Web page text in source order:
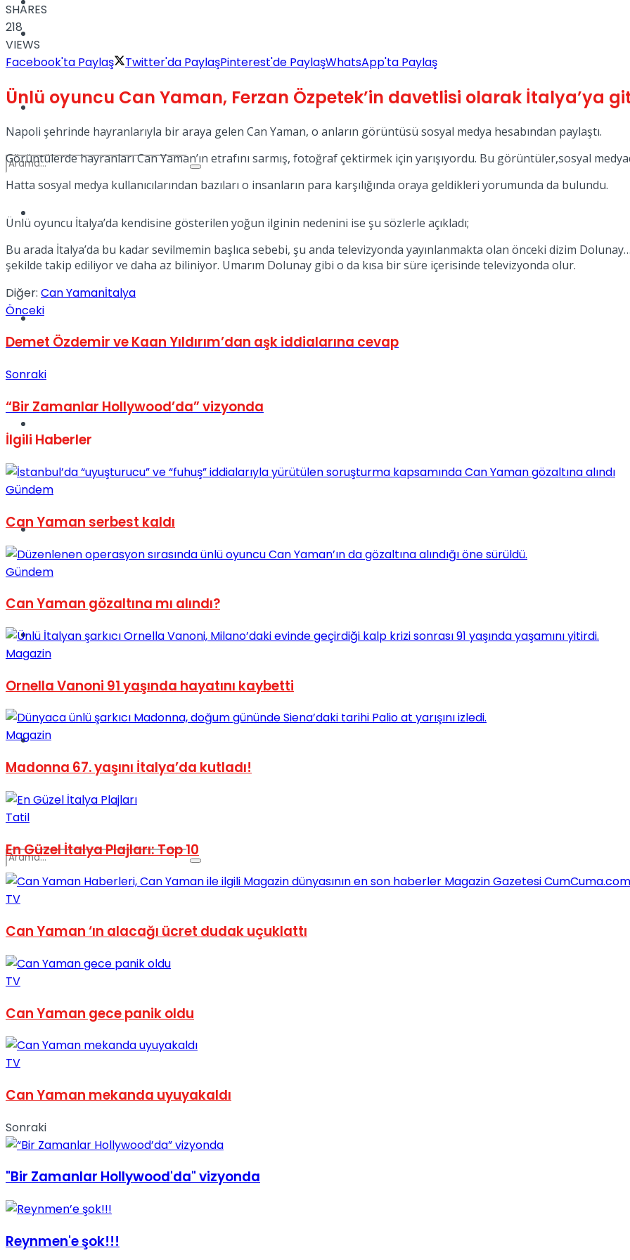
Dünya
Müzik
Tatil
Spor
Podcast
No Result
View All Result
No Result
SHARES
218
VIEWS
Facebook'ta Paylaş
Twitter'da PaylaşPinterest'de PaylaşWhatsApp'ta Paylaş
Ünlü oyuncu Can Yaman, Ferzan Özpetek’in davetlisi olarak İtalya’ya
Napoli şehrinde hayranlarıyla bir araya gelen Can Yaman, o anların görüntüsü sosyal medya hesabından paylaştı.
Görüntülerde hayranları Can Yaman’ın etrafını sarmış, fotoğraf çektirmek için yarışıyordu. Bu görüntüler,sosyal
Hatta sosyal medya kullanıcılarından bazıları o insanların para karşılığında oraya geldikleri yorumunda da bulundu.
Ünlü oyuncu İtalya’da kendisine gösterilen yoğun ilginin nedenini ise şu sözlerle açıkladı;
Bu arada İtalya’da bu kadar sevilmemin başlıca sebebi, şu anda televizyonda yayınlanmakta olan önceki dizim
şekilde takip ediliyor ve daha az biliniyor. Umarım Dolunay gibi o da kısa bir süre içerisinde televizyonda olur.
Diğer: Can Yamanİtalya
Önceki
Demet Özdemir ve Kaan Yıldırım’dan aşk iddialarına cevap
Sonraki
“Bir Zamanlar Hollywood’da” vizyonda
İlgili Haberler
Gündem
Can Yaman serbest kaldı
Gündem
Can Yaman gözaltına mı alındı?
Magazin
Ornella Vanoni 91 yaşında hayatını kaybetti
Magazin
Madonna 67. yaşını İtalya’da kutladı!
Tatil
En Güzel İtalya Plajları: Top 10
TV
Can Yaman ‘ın alacağı ücret dudak uçuklattı
TV
Can Yaman gece panik oldu
TV
Can Yaman mekanda uyuyakaldı
Sonraki
"Bir Zamanlar Hollywood'da" vizyonda
Reynmen'e şok!!!